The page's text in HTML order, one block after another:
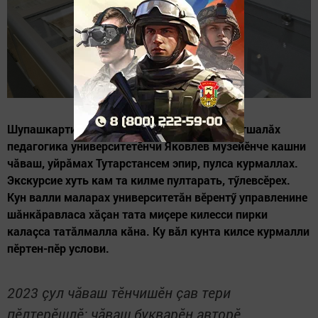
Шупашкарти И.Я.Яковлев ячӗллӗ Чăваш патшалăх
педагогика университетӗнчи Яковлев музейӗнче кашни
чăваш, уйрăмах Тутарстансем эпир, пулса курмаллах.
Экскурсие хуть кам та килме пултарать, тӳлевсӗрех.
Кун валли маларах университетăн вӗрентӳ управленине
шăнкăравласа хăçан тата миçере килесси пирки
калаçса татăлмалла кăна. Ку вăл кунта килсе курмалли
пӗртен-пӗр услови.
2023 çул чăваш тӗнчишӗн çав тери
пӗлтерӗшлӗ: чăваш букварӗн авторӗ